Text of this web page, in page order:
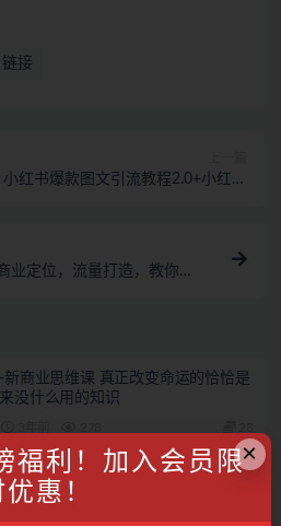
链接
红书爆款图文引流教程2.0+小红书
业定位，流量打造，教你做
新商业思维课 真正改变命运的恰恰是
没什么用的知识
播特训：主播思维培训，直播思维+案
播运营
×
福利！加入会员限
优惠！